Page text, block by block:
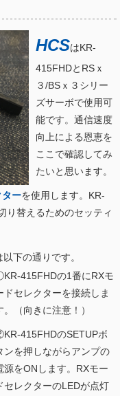
HCSはKR-
415FHDとRSｘ
３/BSｘ３シリー
ズサーボで使用可
能です。通信速度
向上による恩恵を
ここで確認してみ
たいと思います。
ターを使用します。KR-
替えるためのセッティ
以下の通りです。
415FHDの1番にRXモ
ドセレクターを接続しま
。（向きに注意！）
415FHDのSETUPボ
ンを押しながらアンプの
源をONします。RXモー
セレクターのLEDが点灯